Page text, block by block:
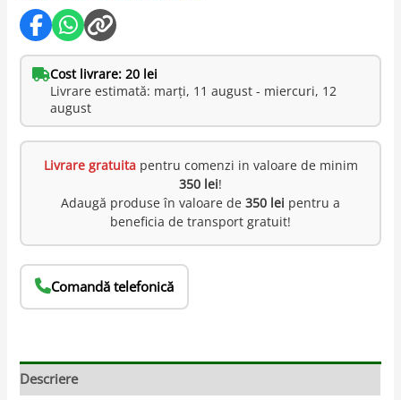
Cost livrare: 20 lei
Livrare estimată: marți, 11 august - miercuri, 12
august
Livrare gratuitapentru comenzi in valoare de minim
350 lei!
Adaugă produse în valoare de 350 lei pentru a
beneficia de transport gratuit!
Comandă telefonică
Descriere